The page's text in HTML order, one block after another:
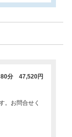
80分 47,520円
。お問合せく